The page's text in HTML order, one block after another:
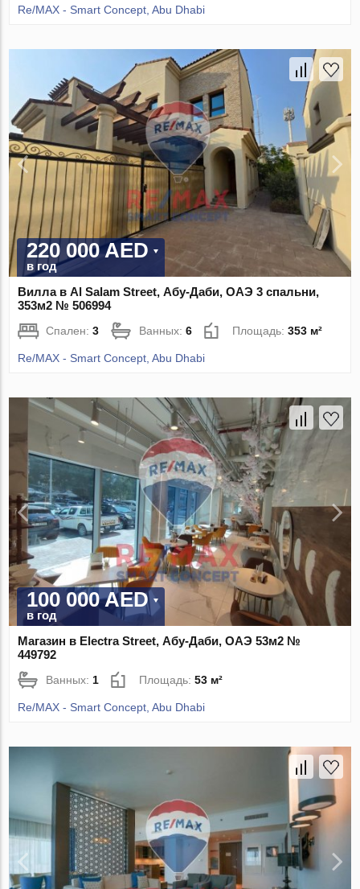
Re/MAX - Smart Concept, Abu Dhabi
220 000 AED
в год
Вилла в Al Salam Street, Абу-Даби, ОАЭ 3 спальни,
353м2 № 506994
Спален:3 Ванных:6 Площадь:353 м²
Re/MAX - Smart Concept, Abu Dhabi
100 000 AED
в год
Магазин в Electra Street, Абу-Даби, ОАЭ 53м2 №
449792
Ванных: 1 Площадь:53 м²
Re/MAX - Smart Concept, Abu Dhabi